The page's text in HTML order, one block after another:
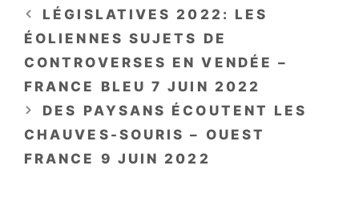
LÉGISLATIVES 2022: LES
ÉOLIENNES SUJETS DE
CONTROVERSES EN VENDÉE –
FRANCE BLEU 7 JUIN 2022
DES PAYSANS ÉCOUTENT LES
CHAUVES-SOURIS – OUEST
FRANCE 9 JUIN 2022